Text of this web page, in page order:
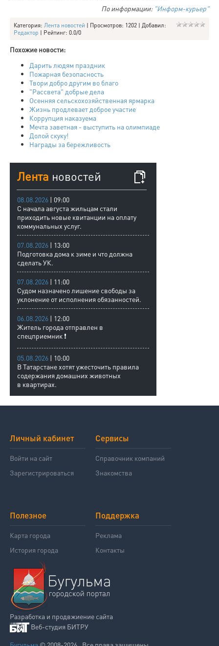
По информации: "Информ-курьер"
Категория: Лента новостей | Просмотров: 1202 | Добавил:
Редактор | Рейтинг: 0.0/0
Похожие новости:
Дарить людям праздник
Пожарная безопасность
Твори добро другим во благо
"Рассвета" добрые дела
Осенняя сельскохозяйственная ярмарка
Жизнь продлевает доброе участие
Коррупция наказуема
Мечта заветная - выступить на олимпиаде
Долой скуку!
Награды за бережливость
Лента новостей
08.08.2026 | 09:00
С начала августа жильцам стали
приходить новые квитанции на оплату
коммунальных услуг.
07.08.2026 | 13:00
Подготовка дома к зиме и что должна
сделать УК.
07.08.2026 | 11:00
Судом назначено лишение свободы за
уклонение от исполнения обязанностей.
06.08.2026 | 12:00
Житель города отправлен в
спецприемник ❗
05.08.2026 | 10:00
В Татарстане хотят ужесточить правила
содержания домашних животных
в квартирах.
Личный кабинет
Войти на сайт
Зарегистрироваться
Сервисы
Справочник компаний
Знакомства
Полезное
Карта города
История города
Поддержка
Реклама
Контакты
Разработка и продвжиение сайта
Веб-студия БИТРУ